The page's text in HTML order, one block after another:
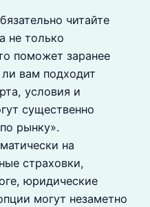
читайте
не только
поможет заранее
вам подходит
условия и
существенно
рынку».
на
страховки,
юридические
могут незаметно